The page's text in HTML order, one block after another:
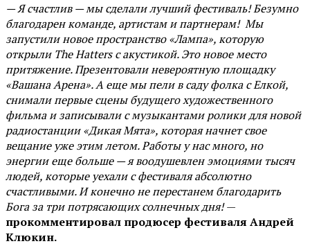
— Я счастлив — мы сделали лучший фестиваль! Безумно
благодарен команде, артистам и партнерам! Мы
запустили новое пространство «Лампа», которую
открыли The Hatters с акустикой. Это новое место
притяжение. Презентовали невероятную площадку
«Вашана Арена». А еще мы пели в саду фолка с Елкой,
снимали первые сцены будущего художественного
фильма и записывали с музыкантами ролики для новой
радиостанции «Дикая Мята», которая начнет свое
вещание уже этим летом. Работы у нас много, но
энергии еще больше — я воодушевлен эмоциями тысяч
людей, которые уехали с фестиваля абсолютно
счастливыми. И конечно не перестанем благодарить
Бога за три потрясающих солнечных дня!—
прокомментировал продюсер фестиваля Андрей
Клюкин.